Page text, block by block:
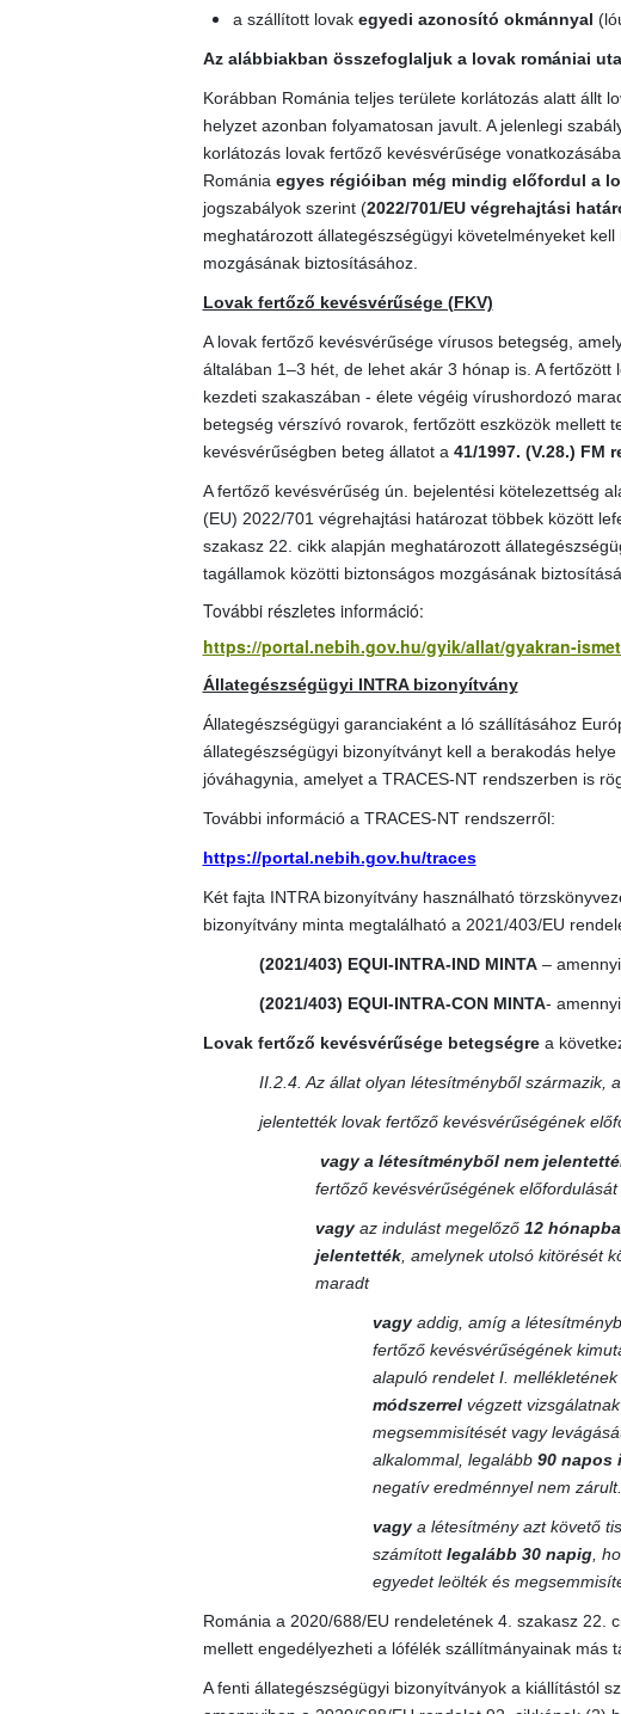
a szállított lovak egyedi azonosító okmánnyal
Az alábbiakban összefoglaljuk a lovak romániai
Korábban Románia teljes területe korlátozás alatt állt
helyzet azonban folyamatosan javult. A jelenlegi
korlátozás lovak fertőző kevésvérűsége
Románia egyes régióiban még mindig előfordul a
jogszabályok szerint (2022/701/EU végrehajtási
meghatározott állategészségügyi követelményeket
mozgásának biztosításához.
Lovak fertőző kevésvérűsége (FKV)
A lovak fertőző kevésvérűsége vírusos betegség,
általában 1–3 hét, de lehet akár 3 hónap is. A
kezdeti szakaszában - élete végéig vírushordozó
betegség vérszívó rovarok, fertőzött eszközök mellett
kevésvérűségben beteg állatot a 41/1997. (V.28.) FM
A fertőző kevésvérűség ún. bejelentési kötelezettség
(EU) 2022/701 végrehajtási határozat többek között
szakasz 22. cikk alapján meghatározott
tagállamok közötti biztonságos mozgásának
További részletes információ:
https://portal.nebih.gov.hu/gyik/allat/gyakran-
Állategészségügyi INTRA bizonyítvány
Állategészségügyi garanciaként a ló szállításához
állategészségügyi bizonyítványt kell a berakodás
jóváhagynia, amelyet a TRACES-NT rendszerben is
További információ a TRACES-NT rendszerről:
https://portal.nebih.gov.hu/traces
Két fajta INTRA bizonyítvány használható
bizonyítvány minta megtalálható a 2021/403/EU
(2021/403) EQUI-INTRA-IND MINTA–
(2021/403) EQUI-INTRA-CON MINTA-
Lovak fertőző kevésvérűsége betegségrea
II.2.4. Az állat olyan létesítményből származik,
jelentették lovak fertőző kevésvérűségének
vagy a létesítményből nem
fertőző kevésvérűségének előfordulását
vagyaz indulást megelőző 12
jelentették, amelynek utolsó kitörését
maradt
vagyaddig, amíg a
fertőző kevésvérűségének
alapuló rendelet I.
módszerrelvégzett
megsemmisítését vagy
alkalommal, legalább 90 napos
negatív eredménnyel nem zárult.
vagya létesítmény azt követő
számítottlegalább 30 napig,
egyedet leölték és
Románia a 2020/688/EU rendeletének 4. szakasz 22.
mellett engedélyezheti a lófélék szállítmányainak más
A fenti állategészségügyi bizonyítványok a kiállítástól